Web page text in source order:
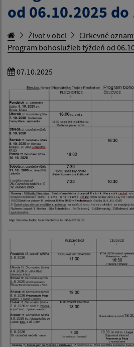
od 06.10.2025
Život v obci
Cirkevné
Program bohoslužieb týždeň od
07.10.2025